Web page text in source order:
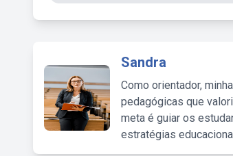
Sandra
Como orientador,
pedagógicas que
meta é guiar os
estratégias